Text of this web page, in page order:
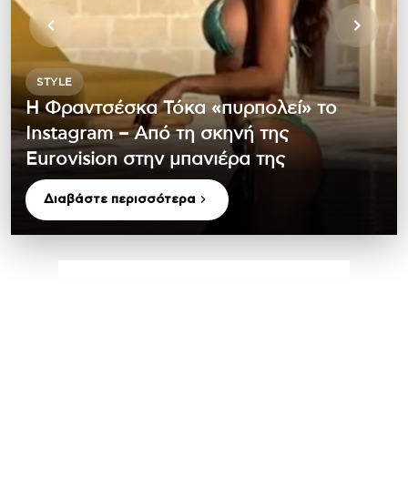
STYLE
Η Φραντσέσκα Τόκα «πυρπολεί» το
Instagram – Από τη σκηνή της
Eurovision στην μπανιέρα της
Διαβάστε περισσότερα